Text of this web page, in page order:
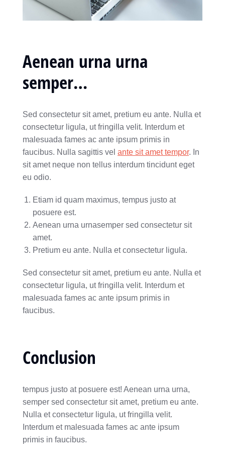
Aenean urna urna
semper…
Sed consectetur sit amet, pretium eu ante. Nulla et
consectetur ligula, ut fringilla velit. Interdum et
malesuada fames ac ante ipsum primis in
faucibus. Nulla sagittis vel ante sit amet tempor. In
sit amet neque non tellus interdum tincidunt eget
eu odio.
Etiam id quam maximus, tempus justo at
posuere est.
Aenean urna urnasemper sed consectetur sit
amet.
Pretium eu ante. Nulla et consectetur ligula.
Sed consectetur sit amet, pretium eu ante. Nulla et
consectetur ligula, ut fringilla velit. Interdum et
malesuada fames ac ante ipsum primis in
faucibus.
Conclusion
tempus justo at posuere est! Aenean urna urna,
semper sed consectetur sit amet, pretium eu ante.
Nulla et consectetur ligula, ut fringilla velit.
Interdum et malesuada fames ac ante ipsum
primis in faucibus.